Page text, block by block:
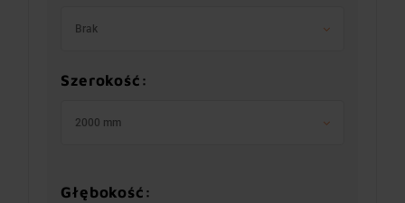
Brak
Szerokość:
2000 mm
Głębokość: